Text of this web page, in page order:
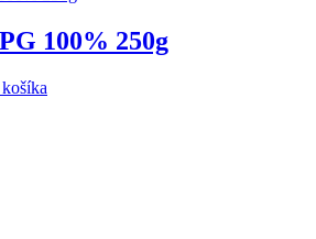
100% 250g